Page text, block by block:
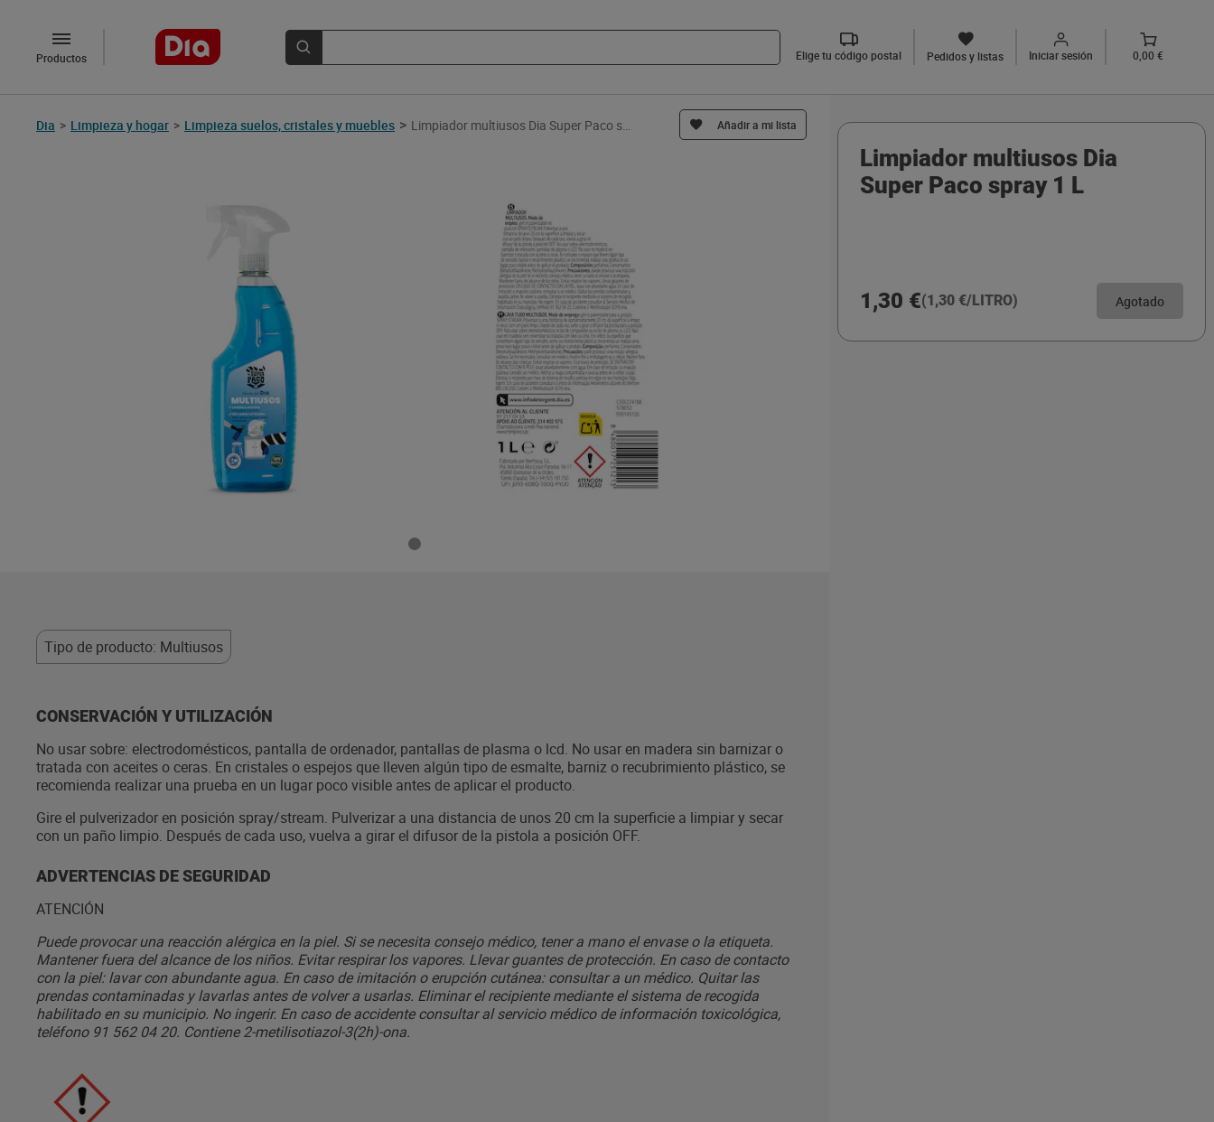
Productos Elige tu código postal Pedidos y listas Iniciar sesión 0,00 €
Dia > Limpieza y hogar > Limpieza suelos, cristales y muebles > Añadir a mi lista
Tipo de producto: Multiusos
CONSERVACIÓN Y UTILIZACIÓN
No usar sobre: electrodomésticos, pantalla de ordenador, pantallas de plasma o lcd. No usar en madera sin barnizar o
tratada con aceites o ceras. En cristales o espejos que lleven algún tipo de esmalte, barniz o recubrimiento plástico, se
recomienda realizar una prueba en un lugar poco visible antes de aplicar el producto.
Gire el pulverizador en posición spray/stream. Pulverizar a una distancia de unos 20 cm la superficie a limpiar y secar
con un paño limpio. Después de cada uso, vuelva a girar el difusor de la pistola a posición OFF.
ADVERTENCIAS DE SEGURIDAD
ATENCIÓN
Puede provocar una reacción alérgica en la piel. Si se necesita consejo médico, tener a mano el envase o la etiqueta.
Mantener fuera del alcance de los niños. Evitar respirar los vapores. Llevar guantes de protección. En caso de contacto
con la piel: lavar con abundante agua. En caso de imitación o erupción cutánea: consultar a un médico. Quitar las
prendas contaminadas y lavarlas antes de volver a usarlas. Eliminar el recipiente mediante el sistema de recogida
habilitado en su municipio. No ingerir. En caso de accidente consultar al servicio médico de información toxicológica,
teléfono 91 562 04 20. Contiene 2-metilisotiazol-3(2h)-ona.
Limpiador multiusos Dia
Super Paco spray 1 L
1,30 €(1,30 €/LITRO) Agotado